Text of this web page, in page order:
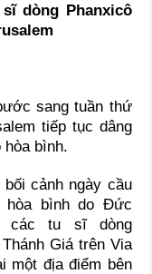
sĩ dòng Phanxicô
sang tuần thứ
tiếp tục dâng
hòa bình.
cảnh ngày cầu
hòa bình do Đức
các tu sĩ dòng
Giá trên Via
một địa điểm bên